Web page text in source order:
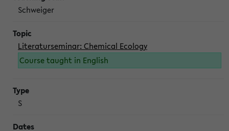
Schweiger
Literaturseminar: Chemical Ecology
Course taught in English
S